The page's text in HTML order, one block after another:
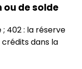
de solde
402 : la réserve
dans la